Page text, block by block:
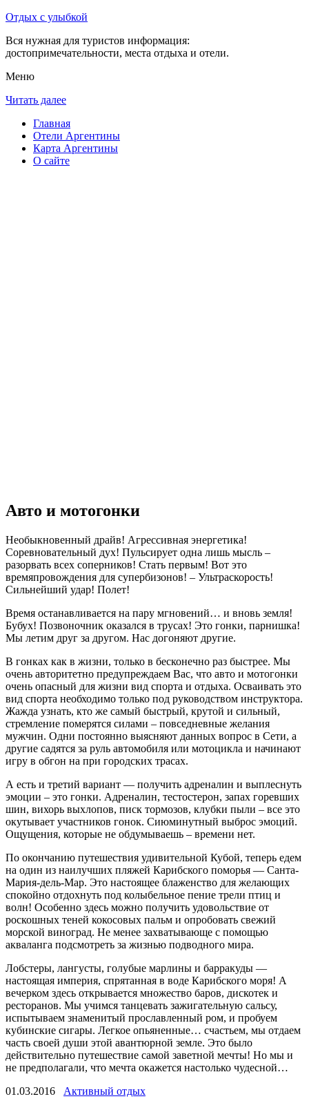
Отдых с улыбкой
Вся нужная для туристов информация:
достопримечательности, места отдыха и отели.
Меню
Читать далее
Главная
Отели Аргентины
Карта Аргентины
О сайте
Авто и мотогонки
Необыкновенный драйв! Агрессивная энергетика!
Соревновательный дух! Пульсирует одна лишь мысль –
разорвать всех соперников! Стать первым! Вот это
времяпровождения для супербизонов! – Ультраскорость!
Сильнейший удар! Полет!
Время останавливается на пару мгновений… и вновь земля!
Бубух! Позвоночник оказался в трусах! Это гонки, парнишка!
Мы летим друг за другом. Нас догоняют другие.
В гонках как в жизни, только в бесконечно раз быстрее. Мы
очень авторитетно предупреждаем Вас, что авто и мотогонки
очень опасный для жизни вид спорта и отдыха. Осваивать это
вид спорта необходимо только под руководством инструктора.
Жажда узнать, кто же самый быстрый, крутой и сильный,
стремление померятся силами – повседневные желания
мужчин. Одни постоянно выясняют данных вопрос в Сети, а
другие садятся за руль автомобиля или мотоцикла и начинают
игру в обгон на при городских трасах.
А есть и третий вариант — получить адреналин и выплеснуть
эмоции – это гонки. Адреналин, тестостерон, запах горевших
шин, вихорь выхлопов, писк тормозов, клубки пыли – все это
окутывает участников гонок. Сиюминутный выброс эмоций.
Ощущения, которые не обдумываешь – времени нет.
По окончанию путешествия удивительной Кубой, теперь едем
на один из наилучших пляжей Карибского поморья — Санта-
Мария-дель-Мар. Это настоящее блаженство для желающих
спокойно отдохнуть под колыбельное пение трели птиц и
волн! Особенно здесь можно получить удовольствие от
роскошных теней кокосовых пальм и опробовать свежий
морской виноград. Не менее захватывающе с помощью
акваланга подсмотреть за жизнью подводного мира.
Лобстеры, лангусты, голубые марлины и барракуды —
настоящая империя, спрятанная в воде Карибского моря! А
вечерком здесь открывается множество баров, дискотек и
ресторанов. Мы учимся танцевать зажигательную сальсу,
испытываем знаменитый прославленный ром, и пробуем
кубинские сигары. Легкое опьяненные… счастьем, мы отдаем
часть своей души этой авантюрной земле. Это было
действительно путешествие самой заветной мечты! Но мы и
не предполагали, что мечта окажется настолько чудесной…
01.03.2016 Активный отдых